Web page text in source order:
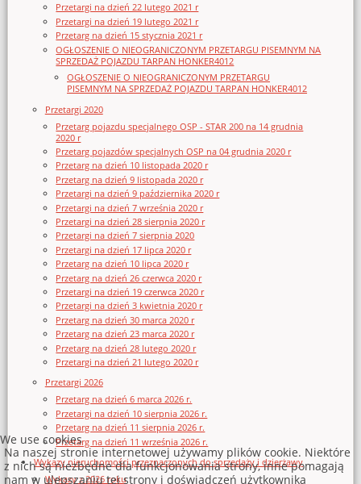
Przetargi na dzień 22 lutego 2021 r
Przetargi na dzień 19 lutego 2021 r
Przetarg na dzień 15 stycznia 2021 r
OGŁOSZENIE O NIEOGRANICZONYM PRZETARGU PISEMNYM NA
SPRZEDAŻ POJAZDU TARPAN HONKER4012
OGŁOSZENIE O NIEOGRANICZONYM PRZETARGU
PISEMNYM NA SPRZEDAŻ POJAZDU TARPAN HONKER4012
Przetargi 2020
Przetarg pojazdu specjalnego OSP - STAR 200 na 14 grudnia
2020 r
Przetarg pojazdów specjalnych OSP na 04 grudnia 2020 r
Przetarg na dzień 10 listopada 2020 r
Przetarg na dzień 9 listopada 2020 r
Przetargi na dzień 9 października 2020 r
Przetargi na dzień 7 września 2020 r
Przetargi na dzień 28 sierpnia 2020 r
Przetargi na dzień 7 sierpnia 2020
Przetargi na dzień 17 lipca 2020 r
Przetarg na dzień 10 lipca 2020 r
Przetarg na dzień 26 czerwca 2020 r
Przetargi na dzień 19 czerwca 2020 r
Przetargi na dzień 3 kwietnia 2020 r
Przetarg na dzień 30 marca 2020 r
Przetarg na dzień 23 marca 2020 r
Przetarg na dzień 28 lutego 2020 r
Przetargi na dzień 21 lutego 2020 r
Przetargi 2026
Przetarg na dzień 6 marca 2026 r.
Przetargi na dzień 10 sierpnia 2026 r.
Przetarg na dzień 11 sierpnia 2026 r.
Przetarg na dzień 11 września 2026 r.
Wykazy nieruchomości przeznaczonych do sprzedaży i dzierżawy
Wykazy z 2026 roku
We use cookies
Na naszej stronie internetowej używamy plików cookie. Niektóre
z nich są niezbędne dla funkcjonowania strony, inne pomagają
nam w ulepszaniu tej strony i doświadczeń użytkownika